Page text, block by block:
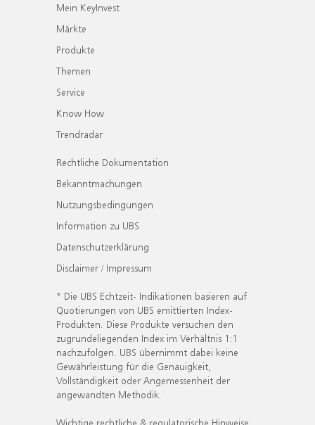
Mein KeyInvest
Märkte
Produkte
Themen
Service
Know How
Trendradar
Rechtliche Dokumentation
Bekanntmachungen
Nutzungsbedingungen
Information zu UBS
Datenschutzerklärung
Disclaimer / Impressum
* Die UBS Echtzeit- Indikationen basieren auf
Quotierungen von UBS emittierten Index-
Produkten. Diese Produkte versuchen den
zugrundeliegenden Index im Verhältnis 1:1
nachzufolgen. UBS übernimmt dabei keine
Gewährleistung für die Genauigkeit,
Vollständigkeit oder Angemessenheit der
angewandten Methodik.